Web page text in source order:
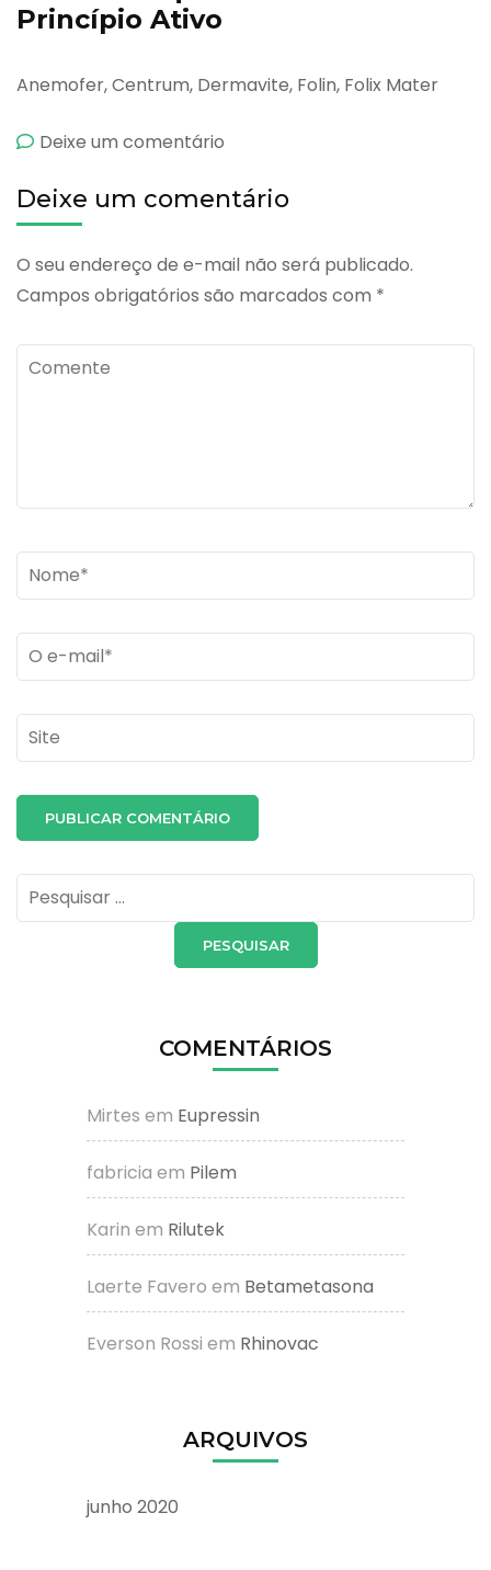
Princípio Ativo
Anemofer, Centrum, Dermavite, Folin, Folix Mater
Deixe um comentário
Deixe um comentário
O seu endereço de e-mail não será publicado.
Campos obrigatórios são marcados com *
Comente
Name*
Email *
Site
Pesquisar
por:
COMENTÁRIOS
Mirtes em Eupressin
fabricia em Pilem
Karin em Rilutek
Laerte Favero em Betametasona
Everson Rossi em Rhinovac
ARQUIVOS
junho 2020